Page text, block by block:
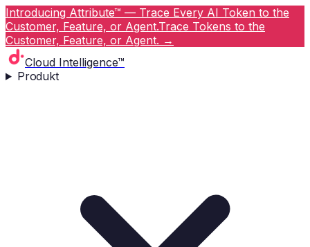
Introducing Attribute™ — Trace Every AI Token to the
Customer, Feature, or Agent.Trace Tokens to the
Customer, Feature, or Agent. →
Cloud Intelligence™
Produkt